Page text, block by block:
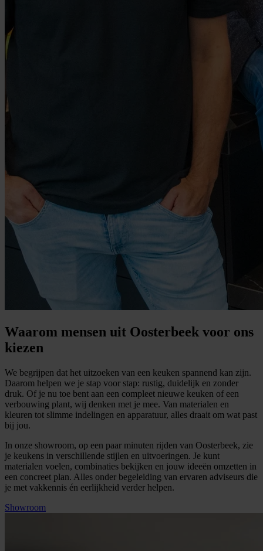
Waarom mensen uit Oosterbeek voor ons
kiezen
We begrijpen dat het uitzoeken van een keuken spannend kan zijn.
Daarom helpen we je stap voor stap: rustig, duidelijk en zonder
druk. Of je nu toe bent aan een compleet nieuwe keuken of een
verbouwing plant, wij denken met je mee. Van materialen en
kleuren tot slimme indelingen en apparatuur, alles draait om wat past
bij jou.
In onze showroom, op een paar minuten rijden van Oosterbeek, zie
je keukens in verschillende stijlen en uitvoeringen. Je kunt
materialen voelen, combinaties bekijken en jouw ideeën omzetten in
een concreet plan. Alles onder begeleiding van ervaren adviseurs die
je met vakkennis én eerlijkheid verder helpen.
Showroom